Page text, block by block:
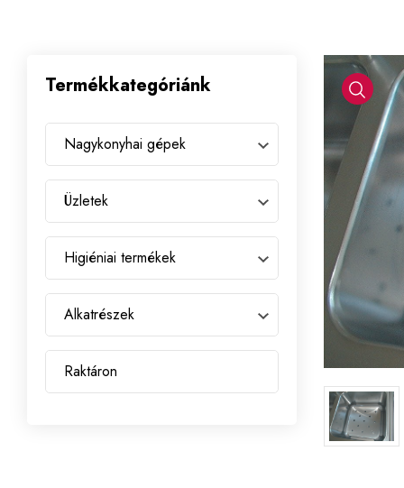
Termékkategóriánk
Nagykonyhai gépek
Üzletek
Higiéniai termékek
Alkatrészek
Raktáron